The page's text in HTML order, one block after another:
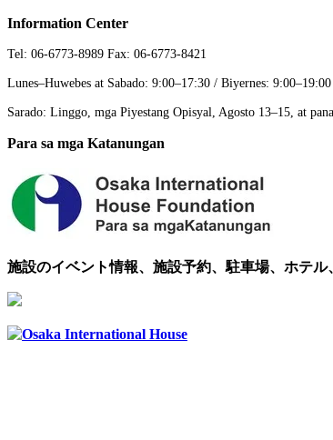
Information Center
Tel: 06-6773-8989 Fax: 06-6773-8421
Lunes–Huwebes at Sabado: 9:00–17:30 / Biyernes: 9:00–19:00
Sarado: Linggo, mga Piyestang Opisyal, Agosto 13–15, at
Para sa mga Katanungan
施設のイベント情報、施設予約、駐車場、ホテ